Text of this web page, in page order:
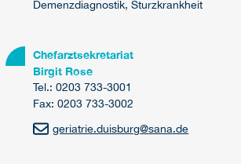
Demenzdiagnostik, Sturzkrankheit
Chefarztsekretariat
Birgit Rose
Tel.: 0203 733-3001
Fax: 0203 733-3002
geriatrie.duisburg@sana.de